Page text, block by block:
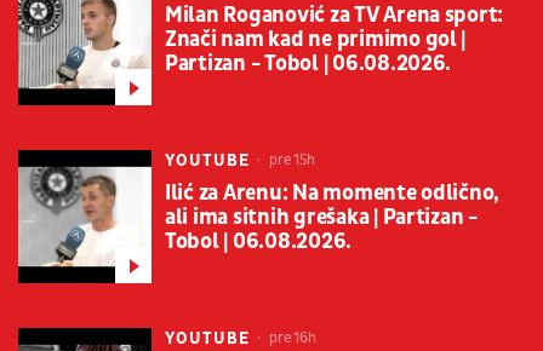
Milan Roganović za TV Arena sport:
Znači nam kad ne primimo gol |
Partizan - Tobol | 06.08.2026.
YOUTUBE pre 15h
Ilić za Arenu: Na momente odlično,
ali ima sitnih grešaka | Partizan -
Tobol | 06.08.2026.
YOUTUBE pre 16h